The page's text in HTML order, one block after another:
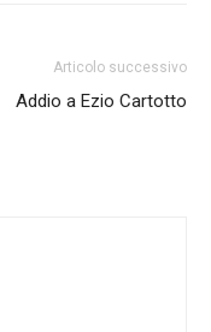
Articolo successivo
Addio a Ezio Cartotto